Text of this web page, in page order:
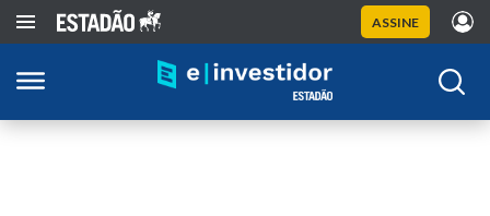
ASSINE